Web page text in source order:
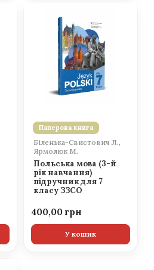
Паперова книга
Біленька-Свистович Л.,
Ярмолюк М.
Польська мова (3-й
рік навчання)
підручник для 7
класу ЗЗСО
400,00
У кошик